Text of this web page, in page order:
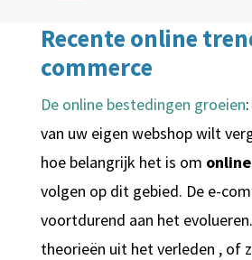
Recente online
commerce
De online bestedingen groeien
van uw eigen webshop wilt
hoe belangrijk het is om
volgen op dit gebied. De e-
voortdurend aan het
theorieën uit het verleden , of